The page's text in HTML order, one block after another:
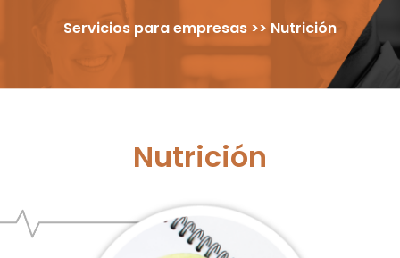
Servicios para empresas >> Nutrición
Nutrición